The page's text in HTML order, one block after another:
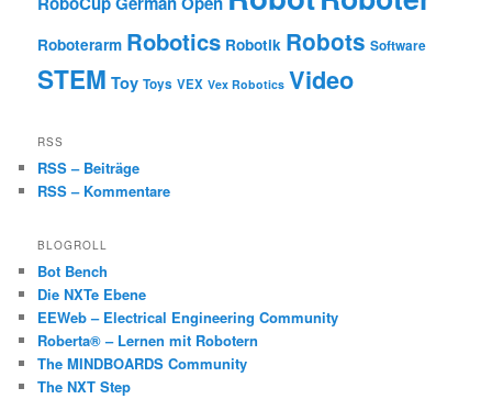
Roboterarm Robotics Robotik Robots Software
STEM Toy Toys VEX Vex Robotics Video
RSS
RSS – Beiträge
RSS – Kommentare
BLOGROLL
Bot Bench
Die NXTe Ebene
EEWeb – Electrical Engineering Community
Roberta® – Lernen mit Robotern
The MINDBOARDS Community
The NXT Step